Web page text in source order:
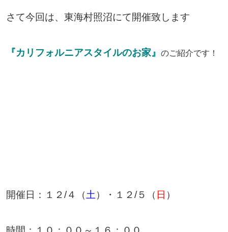
さて今回は、東海村照沼にて開催致します
『カリフォルニアスタイルのお家』 のご紹介です！
開催日：１２/４（ 土 ）・１２/５（ 日 ）